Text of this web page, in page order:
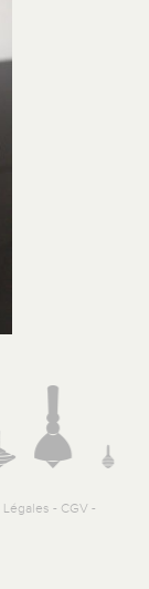
Légales - CGV -